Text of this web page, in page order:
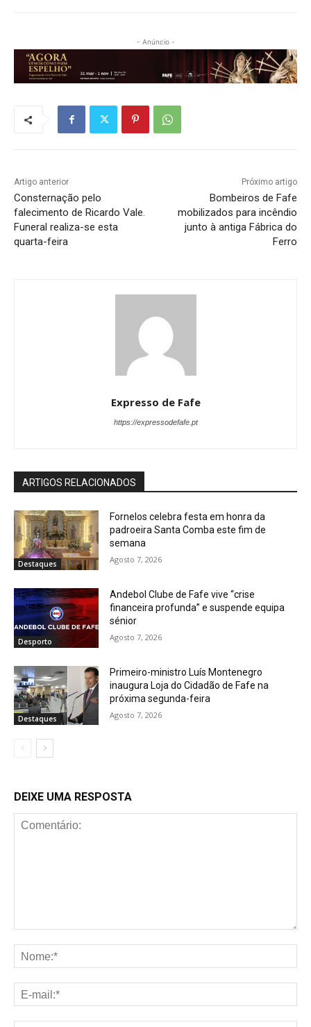
- Anúncio -
Artigo anterior
Consternação pelo
falecimento de Ricardo Vale.
Funeral realiza-se esta
quarta-feira
Próximo artigo
Bombeiros de Fafe
mobilizados para incêndio
junto à antiga Fábrica do
Ferro
Expresso de Fafe
https://expressodefafe.pt
ARTIGOS RELACIONADOS
Destaques
Fornelos celebra festa em honra da
padroeira Santa Comba este fim de
semana
Agosto 7, 2026
Desporto
Andebol Clube de Fafe vive “crise
financeira profunda” e suspende equipa
sénior
Agosto 7, 2026
Destaques
Primeiro-ministro Luís Montenegro
inaugura Loja do Cidadão de Fafe na
próxima segunda-feira
Agosto 7, 2026
DEIXE UMA RESPOSTA